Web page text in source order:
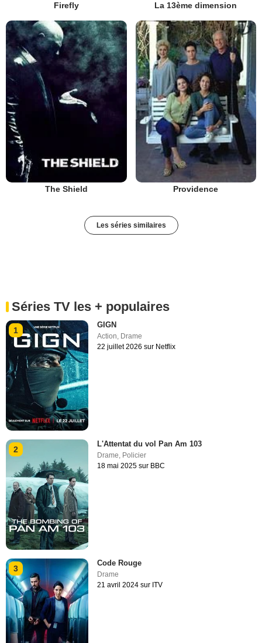
Firefly La 13ème dimension
The Shield Providence
Les séries similaires
Séries TV les + populaires
1
GIGN
Action Drame
22 juillet 2026 sur Netflix
2
L'Attentat du vol Pan Am 103
Drame, Policier
18 mai 2025 sur BBC
3
Code Rouge
Drame
21 avril 2024 sur ITV